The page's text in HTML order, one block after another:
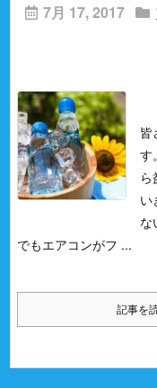
7月 17, 2017
皆
す。
い
な
でもエアコンがフ ...
記事を